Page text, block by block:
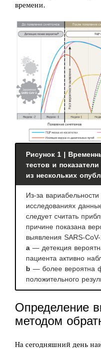
времени.
Рисунок 1 |
тестов и
из нескольких
Из-за
исследованиях
следует считать
причине показана
выявления SARS-CoV-
a — детекция
пациента активно
b — более вероятна
положительного
Определение
методом
На сегодняшний день